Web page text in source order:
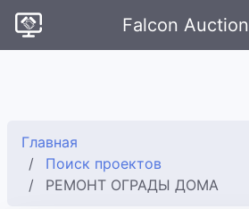
Falcon Auction
Главная
Поиск проектов
РЕМОНТ ОГРАДЫ ДОМА